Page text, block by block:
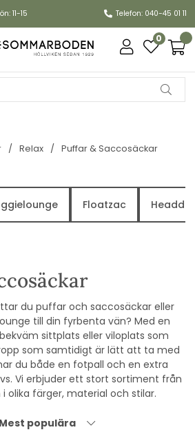
11-15 Telefon: 040-45 01 11
0
Relax Puffar & Saccosäckar
Floatzac
du puffar och saccosäckar eller
till din fyrbenta vän? Med en
sittplats eller viloplats som
som samtidigt är lätt att ta med
du både en fotpall och en extra
Vi erbjuder ett stort sortiment från
olika färger, material och stilar.
Mest populära